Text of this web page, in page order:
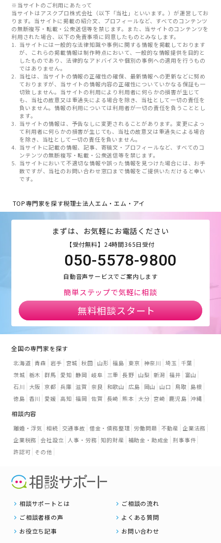
※当サイトのご利用にあたって
当サイトはアスクプロ株式会社（以下「当社」といいます。）が運営してお
ります。当サイトに掲載の紹介文、プロフィールなど、すべてのコンテンツ
の無断複写・転載・公衆送信等を禁じます。また、当サイトのコンテンツを
利用された場合、以下の免責事項に同意したものとみなします。
当サイトには一般的な法律知識や事例に関する情報を掲載しております
が、これらの掲載情報は制作時点において、一般的な情報提供を目的と
したものであり、法律的なアドバイスや個別の事例への適用を行うもの
ではありません。
当社は、当サイトの情報の正確性の確保、最新情報への更新などに努め
ておりますが、当サイトの情報内容の正確性についていかなる保証も一
切致しません。当サイトの利用により利用者に何らかの損害が生じて
も、当社の故意又は重過失による場合を除き、当社として一切の責任を
負いません。情報の利用については利用者が一切の責任を負うこととし
ます。
当サイトの情報は、予告なしに変更されることがあります。変更によっ
て利用者に何らかの損害が生じても、当社の故意又は重過失による場合
を除き、当社として一切の責任を負いません。
当サイトに記載の情報、記事、寄稿文・プロフィールなど、すべてのコ
ンテンツの無断複写・転載・公衆送信等を禁じます。
当サイトにおいて不適切な情報や誤った情報を見つけた場合には、お手
数ですが、当社のお問い合わせ窓口まで情報をご提供いただけると幸い
です。
TOP専門家を探す税理士法人エム・エム・アイ
まずは、お気軽にお電話ください
【受付無料】24時間365日受付
050-5578-9800
自動音声サービスでご案内します
簡単ステップで気軽に相談
無料相談スタート
全国の専門家を探す
北海道 青森 岩手 宮城 秋田 山形 福島 東京 神奈川 埼玉
千葉
茨城 栃木 群馬 愛知 静岡 岐阜 三重 長野 山梨 新潟 福井
富山
石川
大阪 京都 兵庫 滋賀 奈良 和歌山 広島 岡山 山口 鳥取
島根
徳島 香川 愛媛 高知 福岡 佐賀 長崎 熊本 大分 宮崎 鹿児島 沖縄
相談内容
離婚・浮気 相続 交通事故 借金・債務整理 労働問題 不動産 企業法務
企業税務 会社設立 人事・労務 知的財産 補助金・助成金 刑事事件
許認可 その他
相談サポートとは
ご相談の流れ
ご相談者様の声
よくある質問
お役立ち記事
お問い合わせ